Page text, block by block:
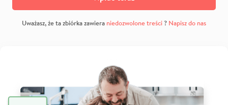
Uważasz, że ta zbiórka zawiera niedozwolone treści? Napisz do nas